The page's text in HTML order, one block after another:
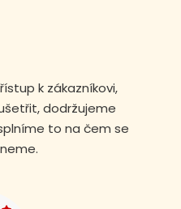
k zákazníkovi,
dodržujeme
to na čem se